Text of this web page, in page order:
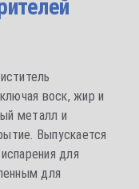
воск, жир и
металл и
Выпускается
для
для